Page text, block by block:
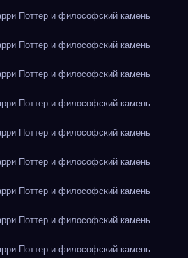
Поттер и философский камень
Поттер и философский камень
Поттер и философский камень
Поттер и философский камень
Поттер и философский камень
Поттер и философский камень
Поттер и философский камень
Поттер и философский камень
Поттер и философский камень